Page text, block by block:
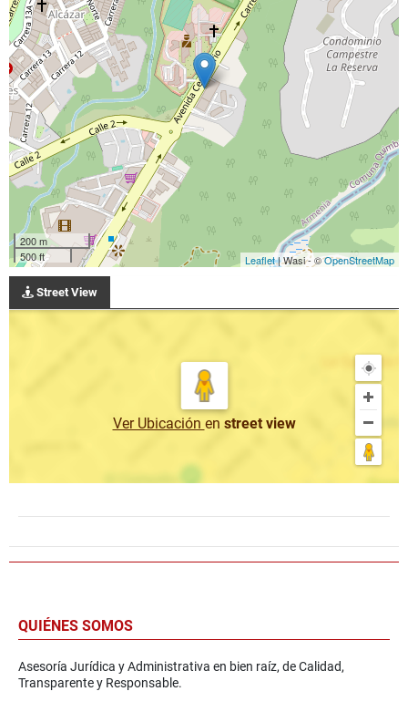
200 m
500 ft
Leaflet| Wasi - ©OpenStreetMap
Street View
Ver Ubicación en street view
QUIÉNES SOMOS
Asesoría Jurídica y Administrativa en bien raíz, de Calidad,
Transparente y Responsable.